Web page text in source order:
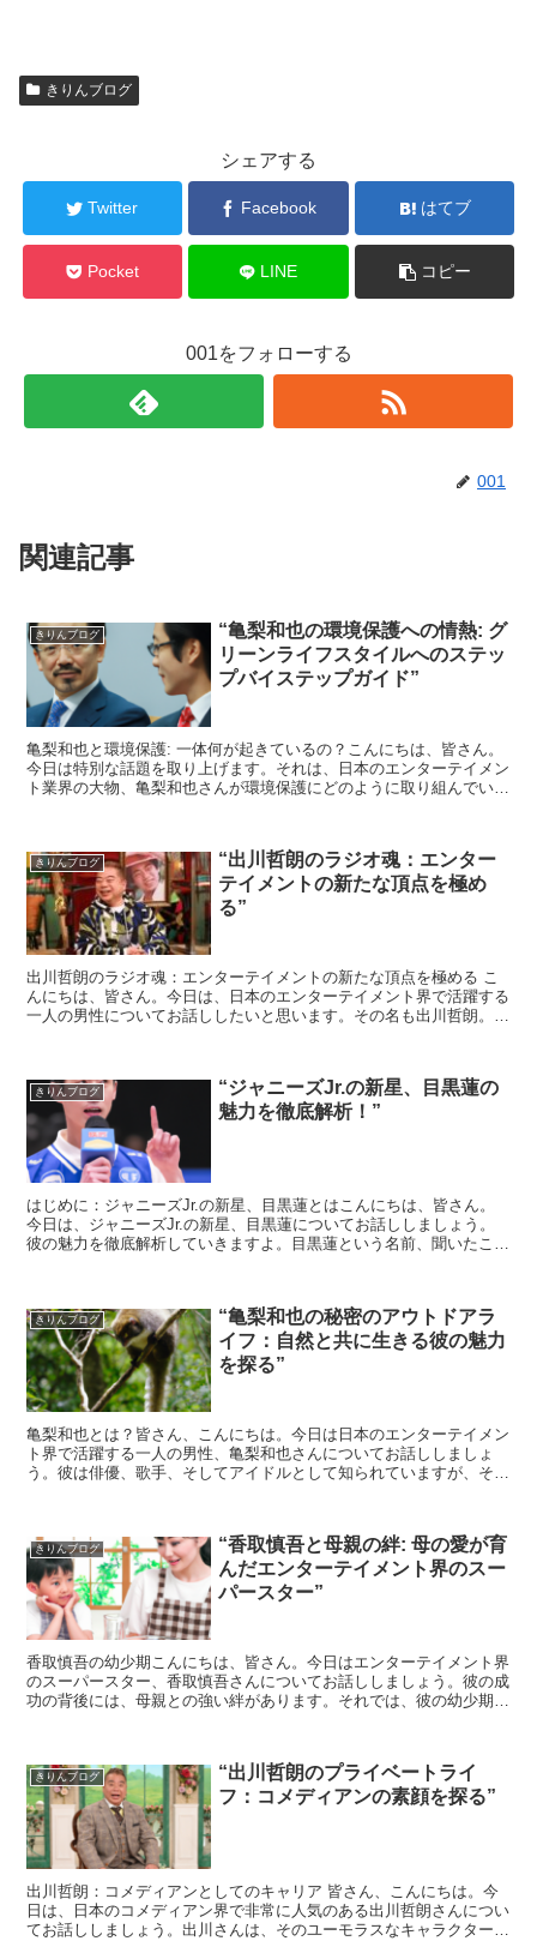
きりんブログ
シェアする
Twitter Facebook はてブ
Pocket LINE コピー
001をフォローする
001
関連記事
きりんブログ
“亀梨和也の環境保護への情熱: グ
リーンライフスタイルへのステッ
プバイステップガイド”
亀梨和也と環境保護: 一体何が起きているの？こんにちは、皆さん。
今日は特別な話題を取り上げます。それは、日本のエンターテイメン
ト業界の大物、亀梨和也さんが環境保護にどのように取り組んでいる
きりんブログ
“出川哲朗のラジオ魂：エンター
テイメントの新たな頂点を極め
る”
出川哲朗のラジオ魂：エンターテイメントの新たな頂点を極める こ
んにちは、皆さん。今日は、日本のエンターテイメント界で活躍する
一人の男性についてお話ししたいと思います。その名も出川哲朗。彼
きりんブログ
“ジャニーズJr.の新星、目黒蓮の
魅力を徹底解析！”
はじめに：ジャニーズJr.の新星、目黒蓮とはこんにちは、皆さん。
今日は、ジャニーズJr.の新星、目黒蓮についてお話ししましょう。
彼の魅力を徹底解析していきますよ。目黒蓮という名前、聞いたこと
きりんブログ
“亀梨和也の秘密のアウトドアラ
イフ：自然と共に生きる彼の魅力
を探る”
亀梨和也とは？皆さん、こんにちは。今日は日本のエンターテイメン
ト界で活躍する一人の男性、亀梨和也さんについてお話ししましょ
う。彼は俳優、歌手、そしてアイドルとして知られていますが、その
きりんブログ
“香取慎吾と母親の絆: 母の愛が育
んだエンターテイメント界のスー
パースター”
香取慎吾の幼少期こんにちは、皆さん。今日はエンターテイメント界
のスーパースター、香取慎吾さんについてお話ししましょう。彼の成
功の背後には、母親との強い絆があります。それでは、彼の幼少期か
きりんブログ
“出川哲朗のプライベートライ
フ：コメディアンの素顔を探る”
出川哲朗：コメディアンとしてのキャリア 皆さん、こんにちは。今
日は、日本のコメディアン界で非常に人気のある出川哲朗さんについ
てお話ししましょう。出川さんは、そのユーモラスなキャラクター